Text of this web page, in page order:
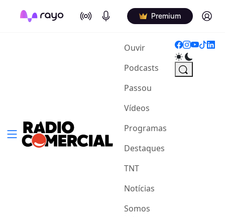
On Air Podcasts Premium Log in
Ouvir(current)
Podcasts
Passou
Vídeos
Programas
Destaques
TNT
Notícias
Somos